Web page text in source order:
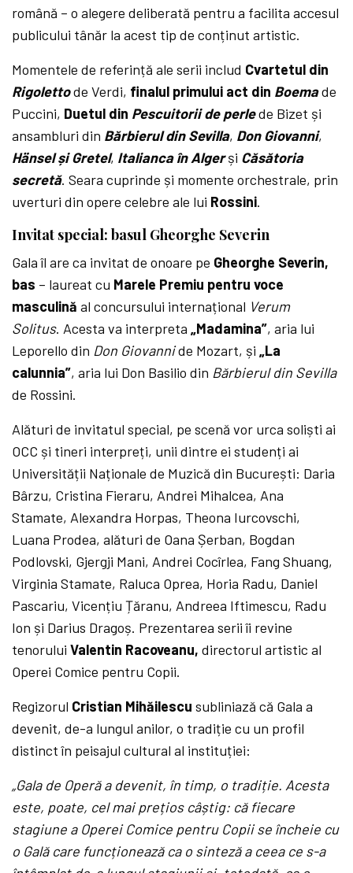
română – o alegere deliberată pentru a facilita accesul
publicului tânăr la acest tip de conținut artistic.
Momentele de referință ale serii includ Cvartetul din
Rigolettode Verdi, finalul primului act din Boemade
Puccini, Duetul din Pescuitorii de perlede Bizet și
ansambluri din Bărbierul din Sevilla, Don Giovanni,
Hänsel și Gretel, Italianca în Algerși Căsătoria
secretă. Seara cuprinde și momente orchestrale, prin
uverturi din opere celebre ale lui Rossini.
Invitat special: basul Gheorghe Severin
Gala îl are ca invitat de onoare pe Gheorghe Severin,
bas – laureat cu Marele Premiu pentru voce
masculină al concursului internațional Verum
Solitus. Acesta va interpreta„Madamina”, aria lui
Leporello din Don Giovannide Mozart, și„La
calunnia”, aria lui Don Basilio din Bărbierul din Sevilla
de Rossini.
Alături de invitatul special, pe scenă vor urca soliști ai
OCC și tineri interpreți, unii dintre ei studenți ai
Universității Naționale de Muzică din București: Daria
Bârzu, Cristina Fieraru, Andrei Mihalcea, Ana
Stamate, Alexandra Horpas, Theona Iurcovschi,
Luana Prodea, alături de Oana Șerban, Bogdan
Podlovski, Gjergji Mani, Andrei Cocîrlea, Fang Shuang,
Virginia Stamate, Raluca Oprea, Horia Radu, Daniel
Pascariu, Vicențiu Țăranu, Andreea Iftimescu, Radu
Ion și Darius Dragoș. Prezentarea serii îi revine
tenoruluiValentin Racoveanu,directorul artistic al
Operei Comice pentru Copii.
Regizorul Cristian Mihăilescu subliniază că Gala a
devenit, de-a lungul anilor, o tradiție cu un profil
distinct în peisajul cultural al instituției:
„Gala de Operă a devenit, în timp, o tradiție. Acesta
este, poate, cel mai prețios câștig: că fiecare
stagiune a Operei Comice pentru Copii se încheie cu
o Gală care funcționează ca o sinteză a ceea ce s-a